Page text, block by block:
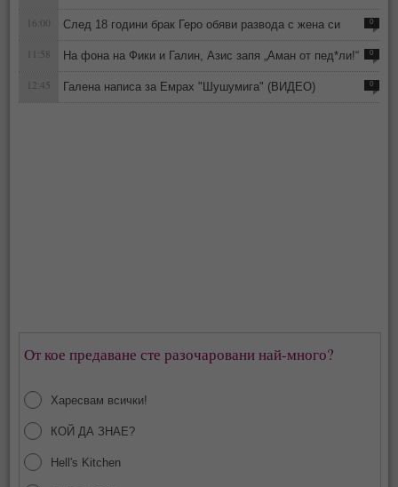
16:00 След 18 години брак Геро обяви развода с жена си 0
11:58 На фона на Фики и Галин, Азис запя „Аман от пед*ли!“ 0
12:45 Галена написа за Емрах "Шушумига" (ВИДЕО) 0
От кое предаване сте разочаровани най-много?
Харесвам всички!
КОЙ ДА ЗНАЕ?
Hell's Kitchen